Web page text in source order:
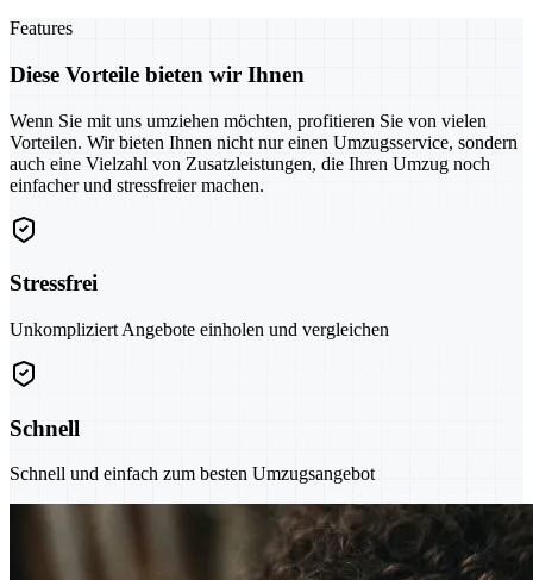
Features
Diese Vorteile bieten wir Ihnen
Wenn Sie mit uns umziehen möchten, profitieren Sie von vielen
Vorteilen. Wir bieten Ihnen nicht nur einen Umzugsservice, sondern
auch eine Vielzahl von Zusatzleistungen, die Ihren Umzug noch
einfacher und stressfreier machen.
Stressfrei
Unkompliziert Angebote einholen und vergleichen
Schnell
Schnell und einfach zum besten Umzugsangebot